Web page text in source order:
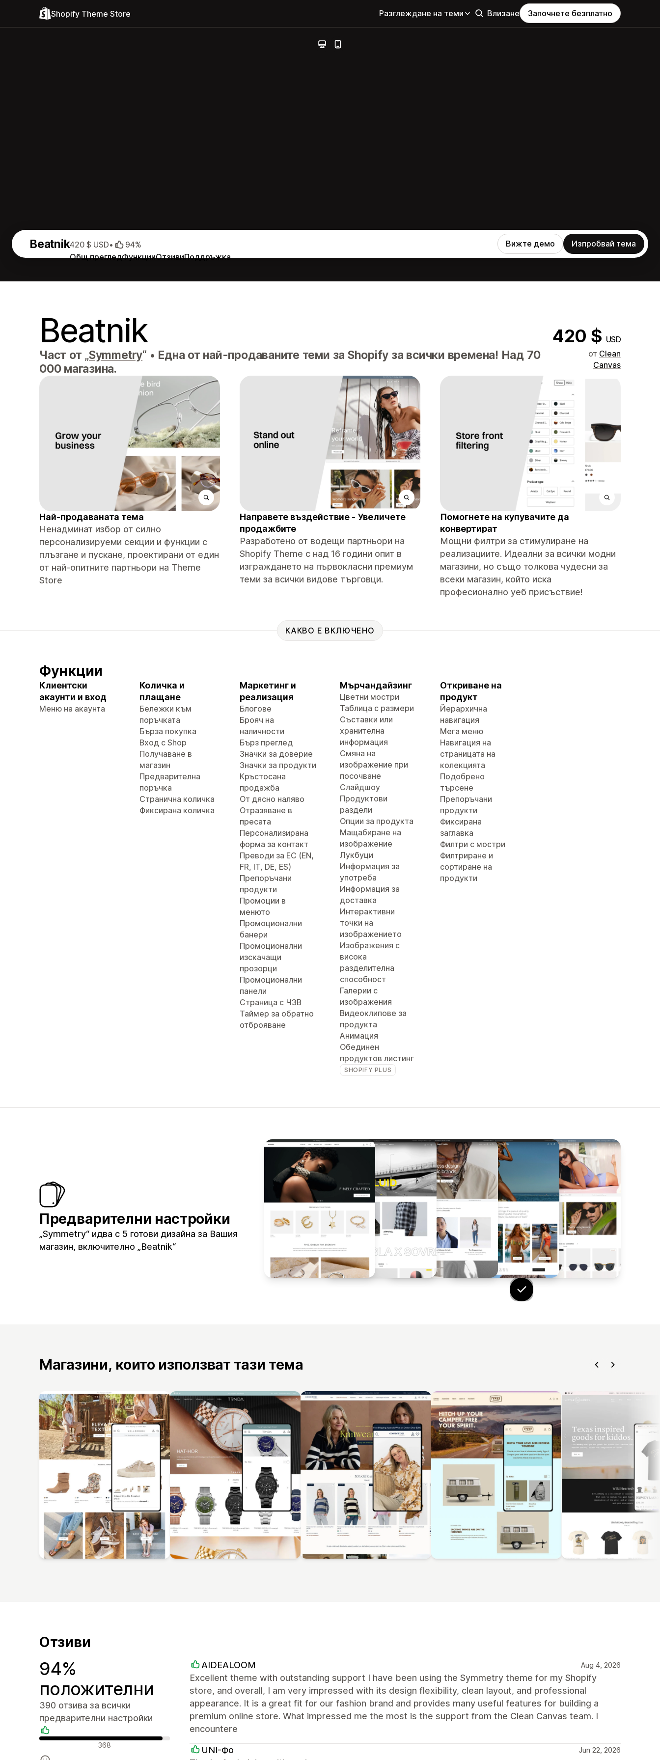
Shopify Theme Store Разглеждане на теми Влизане Започнете безплатно
Beatnik
Общ прегледФункцииОтзивиПоддръжка
420 $ USD• 94% Вижте демо Изпробвай тема
Beatnik 420 $ USD
Част от „Symmetry“ • Една от най-продаваните теми за Shopify за всички времена! Над 70
000 магазина.
от Clean
Canvas
Най-продаваната тема
Ненадминат избор от силно
персонализируеми секции и функции с
плъзгане и пускане, проектирани от един
от най-опитните партньори на Theme
Store
Направете въздействие - Увеличете
продажбите
Разработено от водещи партньори на
Shopify Theme с над 16 години опит в
изграждането на първокласни премиум
теми за всички видове търговци.
Помогнете на купувачите да
конвертират
Мощни филтри за стимулиране на
реализациите. Идеални за всички модни
магазини, но също толкова чудесни за
всеки магазин, който иска
професионално уеб присъствие!
КАКВО Е ВКЛЮЧЕНО
Функции
Клиентски
акаунти и вход
Меню на акаунта
Количка и
плащане
Бележки към
поръчката
Бърза покупка
Вход с Shop
Получаване в
магазин
Предварителна
поръчка
Странична количка
Фиксирана количка
Маркетинг и
реализация
Блогове
Брояч на
наличности
Бърз преглед
Значки за доверие
Значки за продукти
Кръстосана
продажба
От дясно наляво
Отразяване в
пресата
Персонализирана
форма за контакт
Преводи за ЕС (EN,
FR, IT, DE, ES)
Препоръчани
продукти
Промоции в
менюто
Промоционални
банери
Промоционални
изскачащи
прозорци
Промоционални
панели
Страница с ЧЗВ
Таймер за обратно
отброяване
Мърчандайзинг
Цветни мостри
Таблица с размери
Съставки или
хранителна
информация
Смяна на
изображение при
посочване
Слайдшоу
Продуктови
раздели
Опции за продукта
Мащабиране на
изображение
Лукбуци
Информация за
употреба
Информация за
доставка
Интерактивни
точки на
изображението
Изображения с
висока
разделителна
способност
Галерии с
изображения
Видеоклипове за
продукта
Анимация
Обединен
продуктов листинг
SHOPIFY PLUS
Откриване на
продукт
Йерархична
навигация
Мега меню
Навигация на
страницата на
колекцията
Подобрено
търсене
Препоръчани
продукти
Фиксирана
заглавка
Филтри с мостри
Филтриране и
сортиране на
продукти
Предварителни настройки
„Symmetry“ идва с 5 готови дизайна за Вашия
магазин, включително „Beatnik“
Магазини, които използват тази тема
Отзиви
94%
положителни
390 отзива за всички
предварителни настройки
Положителни отзиви
368
AIDEALOOM Aug 4, 2026
Excellent theme with outstanding support I have been using the Symmetry theme for my Shopify
store, and overall, I am very impressed with its design flexibility, clean layout, and professional
appearance. It is a great fit for our fashion brand and provides many useful features for building a
premium online store. What impressed me the most is the support from the Clean Canvas team. I
encountere
UNI-Фо Jun 22, 2026